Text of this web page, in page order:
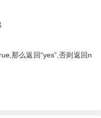
那么返回“yes”,否则返回n